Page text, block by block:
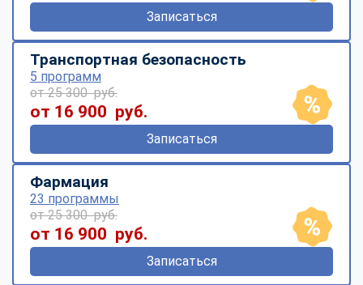
Записаться
Транспортная безопасность
5 программ
от 25 300 руб.
от 16 900 руб.
Записаться
Фармация
23 программы
от 25 300 руб.
от 16 900 руб.
Записаться